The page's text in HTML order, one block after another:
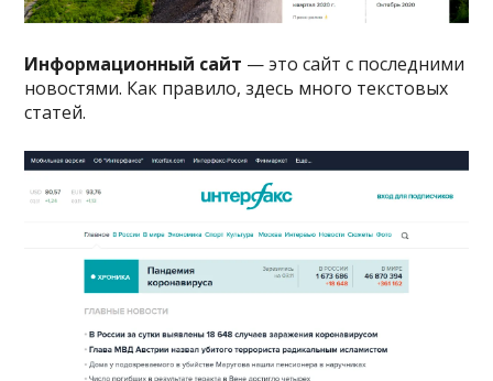
Информационный сайт — это сайт с последними
новостями. Как правило, здесь много текстовых
статей.